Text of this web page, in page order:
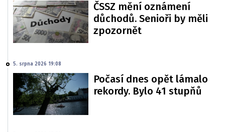
ČSSZ mění oznámení
důchodů. Senioři by měli
zpozornět
5. srpna 2026 19:08
Počasí dnes opět lámalo
rekordy. Bylo 41 stupňů